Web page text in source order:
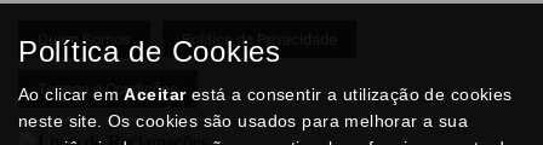
Quem Somos Politica de Privacidade
Termos e Condições
Política de Cookies
Ao clicar emAceitarestá a consentir a utilização de cookies
neste site. Os cookies são usados para melhorar a sua